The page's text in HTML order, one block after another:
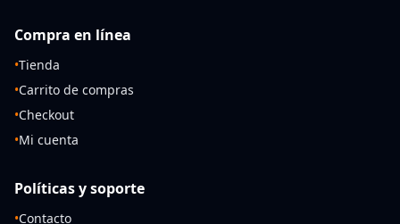
Compra en línea
•Tienda
•Carrito de compras
•Checkout
•Mi cuenta
Políticas y soporte
•Contacto